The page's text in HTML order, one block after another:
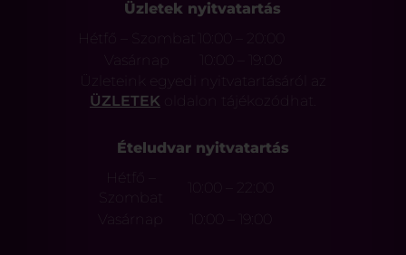
Üzletek nyitvatartás
Hétfő – Szombat
10:00 – 20:00
Vasárnap
Üzleteink egyedi nyitvatartásáról az
ÜZLETEK oldalon tájékozódhat.
Ételudvar nyitvatartás
Hétfő –
Szombat
10:00 – 22:00
Vasárnap